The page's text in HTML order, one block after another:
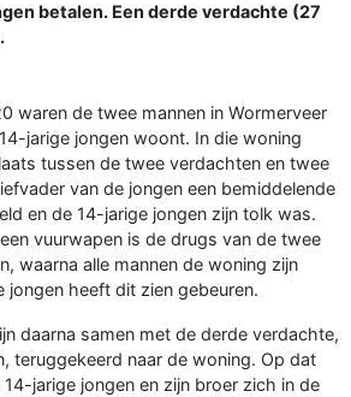
betalen. Een derde verdachte (27
waren de twee mannen in Wormerveer
jarige jongen woont. In die woning
tussen de twee verdachten en twee
van de jongen een bemiddelende
en de 14-jarige jongen zijn tolk was.
vuurwapen is de drugs van de twee
waarna alle mannen de woning zijn
jongen heeft dit zien gebeuren.
daarna samen met de derde verdachte,
teruggekeerd naar de woning. Op dat
jarige jongen en zijn broer zich in de